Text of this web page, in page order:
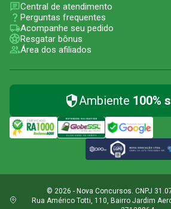
Central de atendimento
Perguntas frequentes
Acompanhe seu pedido
Resgatar bônus
Área dos afiliados
Ambiente 100%
© 2026 - Nova Concursos. CNPJ
Rua Américo Totti, 110, Bairro Jardim